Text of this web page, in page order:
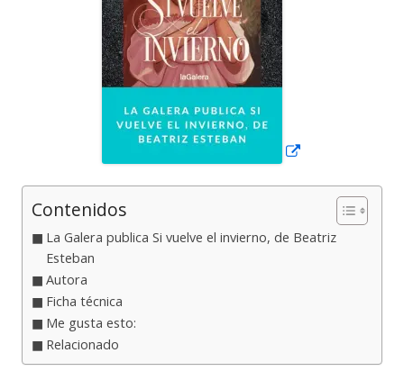
Contenidos
La Galera publica Si vuelve el invierno, de Beatriz
Esteban
Autora
Ficha técnica
Me gusta esto:
Relacionado